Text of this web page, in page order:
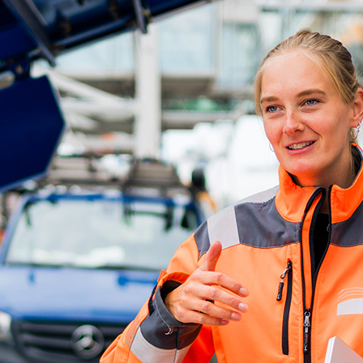
Center der HPA
aller Verkehrsmeldungen im Hafen am